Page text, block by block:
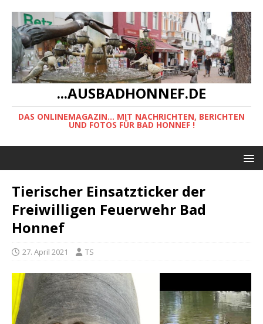
...AUSBADHONNEF.DE
DAS ONLINEMAGAZIN... MIT NACHRICHTEN, BERICHTEN
UND FOTOS FÜR BAD HONNEF !
Tierischer Einsatzticker der
Freiwilligen Feuerwehr Bad
Honnef
27. April 2021 TS